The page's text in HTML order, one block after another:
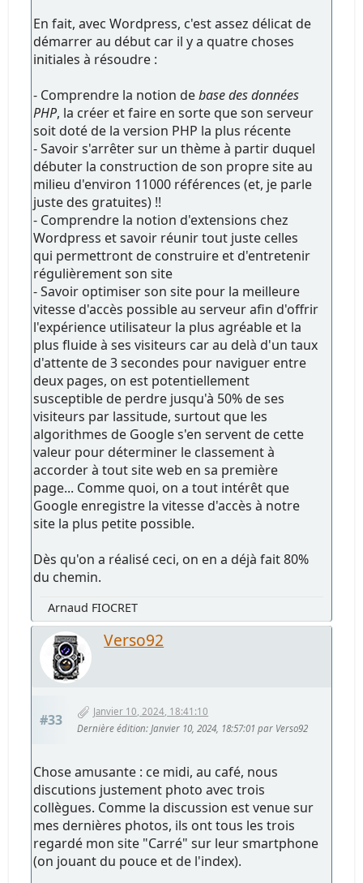
En fait, avec Wordpress, c'est assez délicat de
démarrer au début car il y a quatre choses
initiales à résoudre :
- Comprendre la notion debase des données
PHP, la créer et faire en sorte que son serveur
soit doté de la version PHP la plus récente
- Savoir s'arrêter sur un thème à partir duquel
débuter la construction de son propre site au
milieu d'environ 11000 références (et, je parle
juste des gratuites) !!
- Comprendre la notion d'extensions chez
Wordpress et savoir réunir tout juste celles
qui permettront de construire et d'entretenir
régulièrement son site
- Savoir optimiser son site pour la meilleure
vitesse d'accès possible au serveur afin d'offrir
l'expérience utilisateur la plus agréable et la
plus fluide à ses visiteurs car au delà d'un taux
d'attente de 3 secondes pour naviguer entre
deux pages, on est potentiellement
susceptible de perdre jusqu'à 50% de ses
visiteurs par lassitude, surtout que les
algorithmes de Google s'en servent de cette
valeur pour déterminer le classement à
accorder à tout site web en sa première
page... Comme quoi, on a tout intérêt que
Google enregistre la vitesse d'accès à notre
site la plus petite possible.
Dès qu'on a réalisé ceci, on en a déjà fait 80%
du chemin.
Arnaud FIOCRET
Verso92
#33
Janvier 10, 2024, 18:41:10
Dernière édition: Janvier 10, 2024, 18:57:01 par Verso92
Chose amusante : ce midi, au café, nous
discutions justement photo avec trois
collègues. Comme la discussion est venue sur
mes dernières photos, ils ont tous les trois
regardé mon site "Carré" sur leur smartphone
(on jouant du pouce et de l'index).